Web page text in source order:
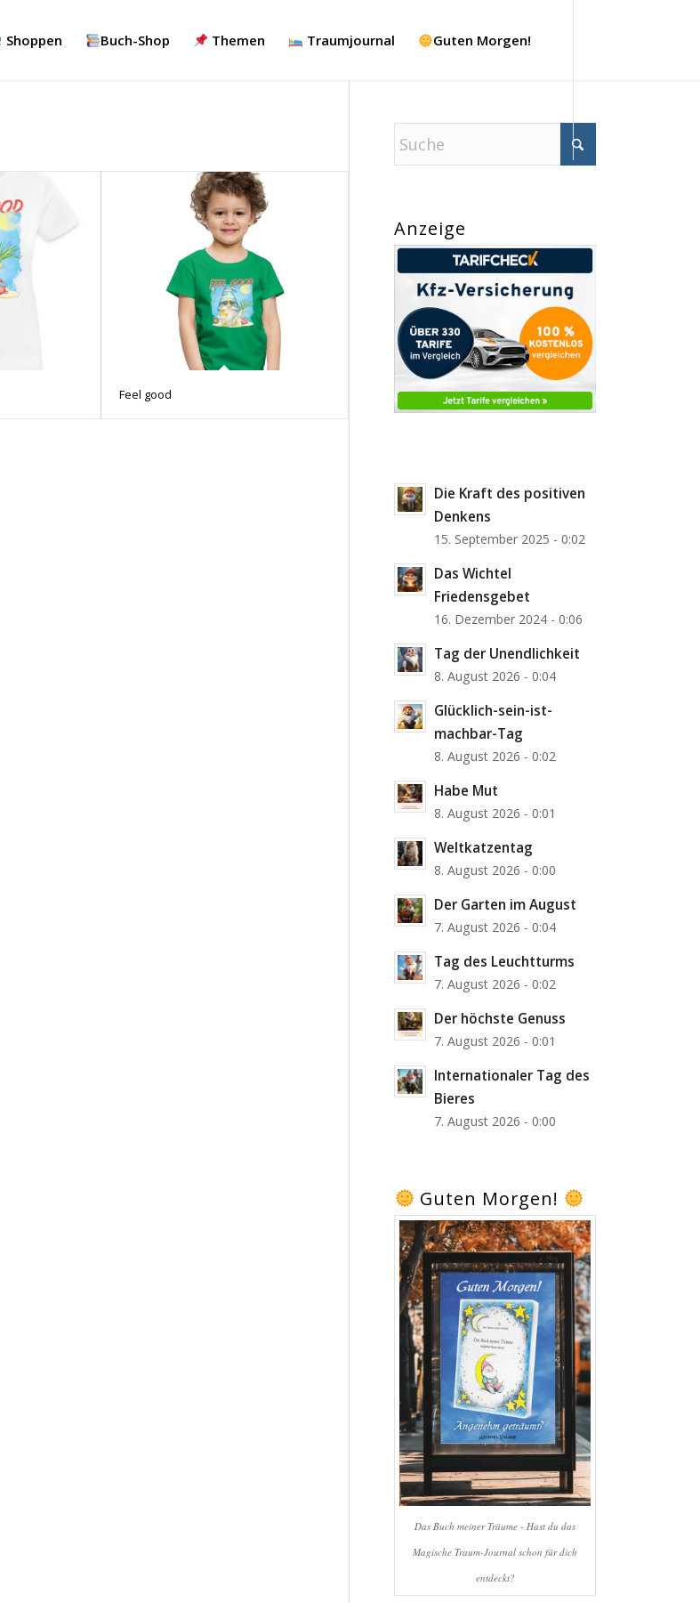
Shoppen Buch-Shop Themen Traumjournal Guten Morgen!
Feel good
Anzeige
Die Kraft des positiven
Denkens
15. September 2025 - 0:02
Das Wichtel
Friedensgebet
16. Dezember 2024 - 0:06
Tag der Unendlichkeit
8. August 2026 - 0:04
Glücklich-sein-ist-
machbar-Tag
8. August 2026 - 0:02
Habe Mut
8. August 2026 - 0:01
Weltkatzentag
8. August 2026 - 0:00
Der Garten im August
7. August 2026 - 0:04
Tag des Leuchtturms
7. August 2026 - 0:02
Der höchste Genuss
7. August 2026 - 0:01
Internationaler Tag des
Bieres
7. August 2026 - 0:00
Guten Morgen!
Das Buch meiner Träume - Hast du das
Magische Traum-Journal schon für dich
entdeckt?